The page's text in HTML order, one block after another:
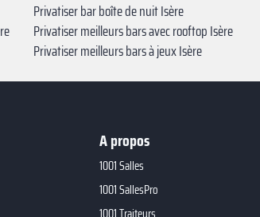
Privatiser bar boîte de nuit Isère
Privatiser meilleurs bars avec rooftop Isère
Privatiser meilleurs bars à jeux Isère
A propos
1001 Salles
1001 SallesPro